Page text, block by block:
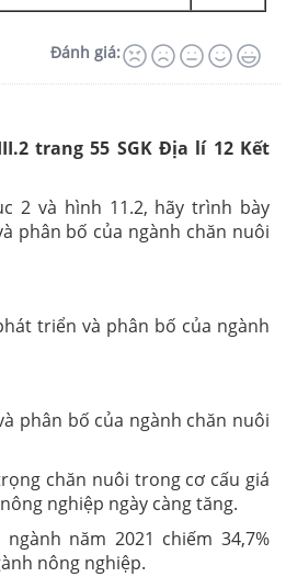
Đánh giá:
trang 55 SGK Địa lí 12 Kết
2 và hình 11.2, hãy trình bày
phân bố của ngành chăn nuôi
triển và phân bố của ngành
phân bố của ngành chăn nuôi
chăn nuôi trong cơ cấu giá
nghiệp ngày càng tăng.
năm 2021 chiếm 34,7%
nông nghiệp.